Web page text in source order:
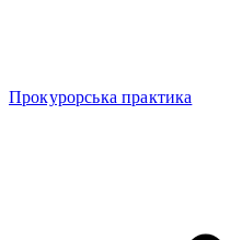
Прокурорська практика